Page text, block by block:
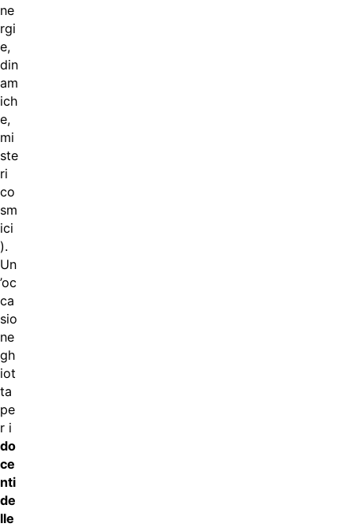
ne
rgi
e,
din
am
ich
e,
mi
ste
ri
co
sm
ici
).
Un
’oc
ca
sio
ne
gh
iot
ta
pe
r i
do
ce
nti
de
lle